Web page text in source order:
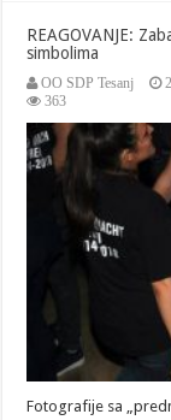
REAGOVANJE:
simbolima
OO SDP Tesanj
363
Fotografije sa